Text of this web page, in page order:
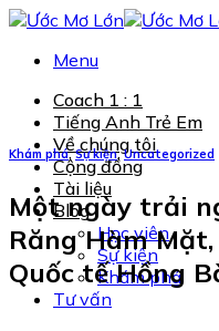
Chuyển
Menu
Coach 1 : 1
Tiếng Anh Trẻ Em
Về chúng tôi
Cộng đồng
Tài liệu
Blog
Học viên
Sự kiện
Khám phá
Tư vấn
Khám phá,Sự kiện,Uncategorized
Một ngày trải
Răng Hàm
Quốc tế Hồng